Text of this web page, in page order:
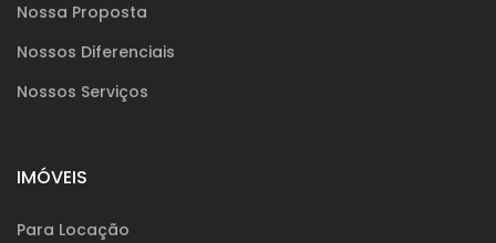
Nossa Proposta
Nossos Diferenciais
Nossos Serviços
IMÓVEIS
Para Locação